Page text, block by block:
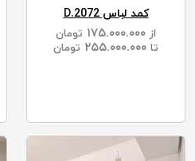
کمد لباس D.2072
از
تومان
تا
تومان